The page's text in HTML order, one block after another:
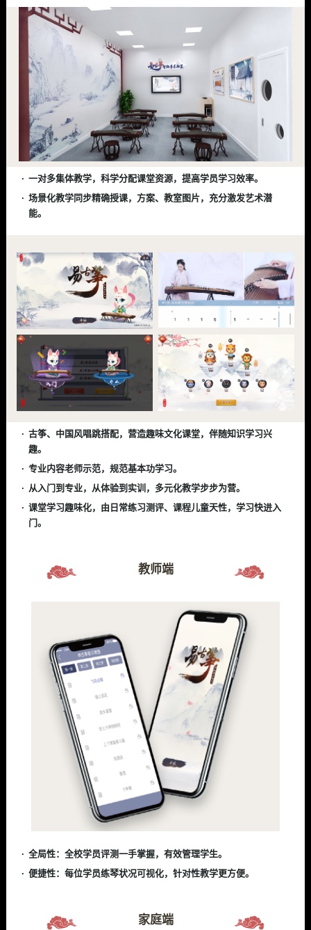
一对多集体教学，科学分配课堂资源，提高学员学习效率。
场景化教学同步精确授课，方案、教室图片，充分激发艺术潜
能。
古筝、中国风唱跳搭配，营造趣味文化课堂，伴随知识学习兴
趣。
专业内容老师示范，规范基本功学习。
从入门到专业，从体验到实训，多元化教学步步为营。
课堂学习趣味化，由日常练习测评、课程儿童天性，学习快进入
门。
教师端
全局性：全校学员评测一手掌握，有效管理学生。
便捷性：每位学员练琴状况可视化，针对性教学更方便。
家庭端